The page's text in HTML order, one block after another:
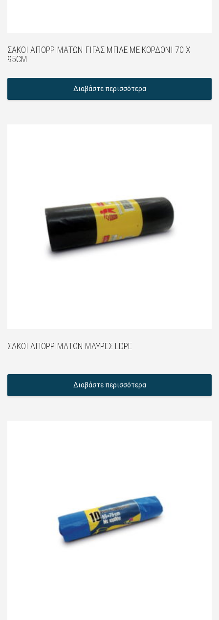
ΣΆΚΟΙ ΑΠΟΡΡΙΜΆΤΩΝ ΓΙΓΑΣ ΜΠΛΈ ΜΕ ΚΟΡΔΌΝΙ 70 X
95CM
Διαβάστε περισσότερα
ΣΆΚΟΙ ΑΠΟΡΡΙΜΆΤΩΝ ΜΑΎΡΕΣ LDPE
Διαβάστε περισσότερα